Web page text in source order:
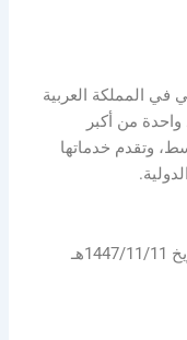
المملكة العربية
عام 1945م، وتعد واحدة من أكبر
وتقدم خدماتها
– التقديم متاح الآن بدأ اليوم الأربعاء بتاريخ 1447/11/11هـ